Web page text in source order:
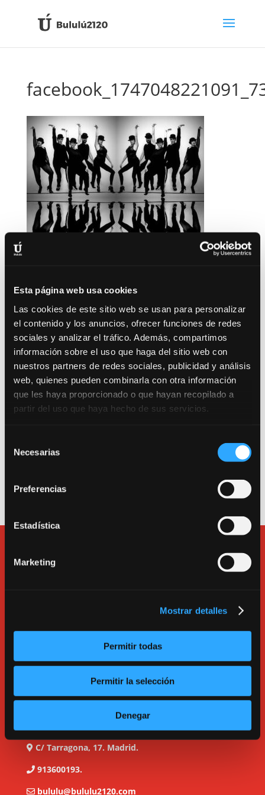
Esta página web usa cookies
Las cookies de este sitio web se usan para personalizar
el contenido y los anuncios, ofrecer funciones de redes
sociales y analizar el tráfico. Además, compartimos
información sobre el uso que haga del sitio web con
nuestros partners de redes sociales, publicidad y análisis
web, quienes pueden combinarla con otra información
que les haya proporcionado o que hayan recopilado a
partir del uso que haya hecho de sus servicios.
Necesarias
Preferencias
Estadística
Marketing
Mostrar detalles
Permitir todas
Permitir la selección
Denegar
Trabajamos por una escuela segura. Consulta
nuestro Protocolo Anti-COVID 19.
Entrada como público a la sala de teatro: Calle
Canarias 16. 280045. Madrid.
oficina: Calle Tarragona 17. 280045. Madrid.
e-mail:bululu@bululu2120.com
C/ Tarragona, 17. Madrid.
913600193.
bululu@bululu2120.com